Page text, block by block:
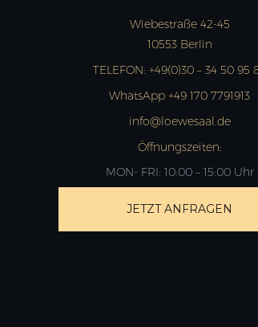
Wiebestraße 42-45
10553 Berlin
TELEFON: +49(0)30 – 34 50 95
WhatsApp +49 170 7791913
info@loewesaal.de
Öffnungszeiten:
MON- FRI: 10:00 – 15:00 Uhr
JETZT ANFRAGEN